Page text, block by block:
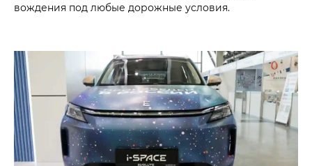
вождения под любые дорожные условия.